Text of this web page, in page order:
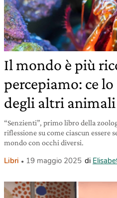
Il mondo è più
percepiamo: ce
degli altri animali
“Senzienti”, primo libro della
riflessione su come ciascun essere
mondo con occhi diversi.
Libri 19 maggio 2025 di